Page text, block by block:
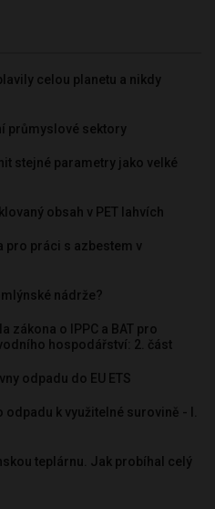
celou planetu a nikdy
průmyslové sektory
stejné parametry jako velké
obsah v PET lahvích
pro práci s azbestem v
nádrže?
zákona o IPPC a BAT pro
hospodářství: 2. část
odpadu do EU ETS
k využitelné surovině - I.
teplárnu. Jak probíhal celý